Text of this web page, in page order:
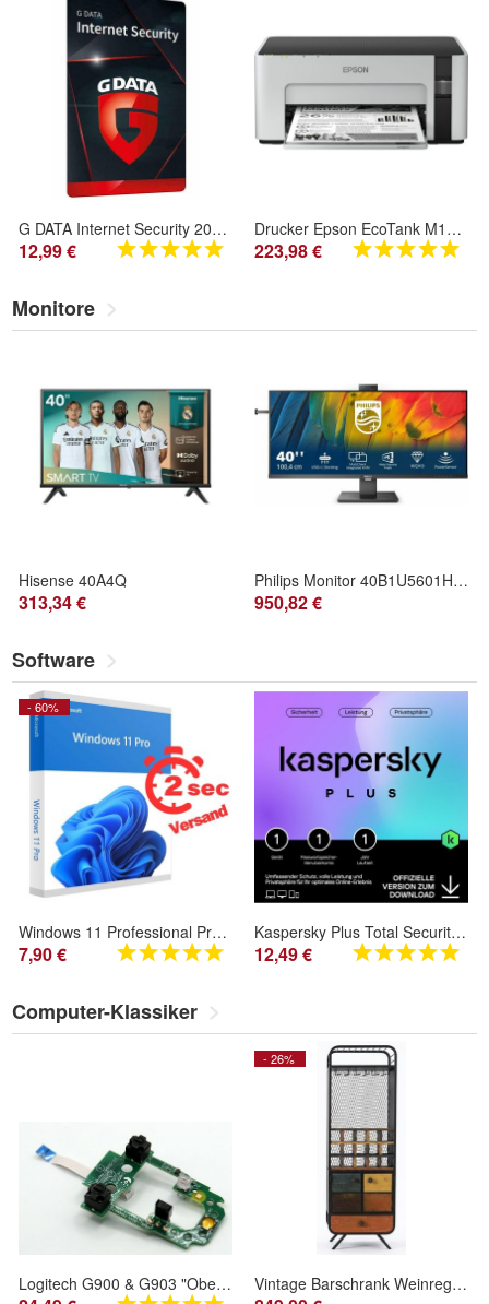
G DATA Internet Security 2024-2025 3 PC - 1 Jahr 365 Tage Vollversion aus Deutschland
12,99 €
Drucker Epson EcoTank M1120 mit innovativem Tintentanksystem
223,98 €
Monitore
Hisense 40A4Q
313,34 €
Philips Monitor 40B1U5601H 00 (40B1U5601H/00)
950,82 €
Software
- 60%
Windows 11 Professional Pro - Aktivierungsschlüssel Key - 3 Sekunden SOFORTversand
7,90 €
Kaspersky Plus Total Security 2026 - 1 Gerät / 1 Jahr - Windows/Mac - Per E-Mail
12,49 €
Computer-Klassiker
Logitech G900 & G903 "Obere Platine" m. Links-Rechts-Klick 50M, Mittel-Klick
- 26%
Vintage Barschrank Weinregal Metall Holz Loft Industrial Retro Regal